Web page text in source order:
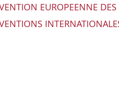
EUROPEENNE